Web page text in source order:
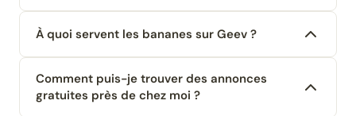
À quoi servent les bananes sur Geev ?
Comment puis-je trouver des annonces
gratuites près de chez moi ?